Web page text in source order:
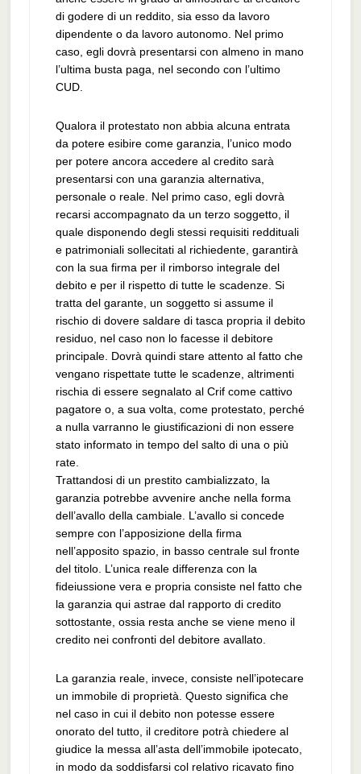
di godere di un reddito, sia esso da lavoro
dipendente o da lavoro autonomo. Nel primo
caso, egli dovrà presentarsi con almeno in mano
l’ultima busta paga, nel secondo con l’ultimo
CUD.
Qualora il protestato non abbia alcuna entrata
da potere esibire come garanzia, l’unico modo
per potere ancora accedere al credito sarà
presentarsi con una garanzia alternativa,
personale o reale. Nel primo caso, egli dovrà
recarsi accompagnato da un terzo soggetto, il
quale disponendo degli stessi requisiti reddituali
e patrimoniali sollecitati al richiedente, garantirà
con la sua firma per il rimborso integrale del
debito e per il rispetto di tutte le scadenze. Si
tratta del garante, un soggetto si assume il
rischio di dovere saldare di tasca propria il debito
residuo, nel caso non lo facesse il debitore
principale. Dovrà quindi stare attento al fatto che
vengano rispettate tutte le scadenze, altrimenti
rischia di essere segnalato al Crif come cattivo
pagatore o, a sua volta, come protestato, perché
a nulla varranno le giustificazioni di non essere
stato informato in tempo del salto di una o più
rate.
Trattandosi di un prestito cambializzato, la
garanzia potrebbe avvenire anche nella forma
dell’avallo della cambiale. L’avallo si concede
sempre con l’apposizione della firma
nell’apposito spazio, in basso centrale sul fronte
del titolo. L’unica reale differenza con la
fideiussione vera e propria consiste nel fatto che
la garanzia qui astrae dal rapporto di credito
sottostante, ossia resta anche se viene meno il
credito nei confronti del debitore avallato.
La garanzia reale, invece, consiste nell’ipotecare
un immobile di proprietà. Questo significa che
nel caso in cui il debito non potesse essere
onorato del tutto, il creditore potrà chiedere al
giudice la messa all’asta dell’immobile ipotecato,
in modo da soddisfarsi col relativo ricavato fino